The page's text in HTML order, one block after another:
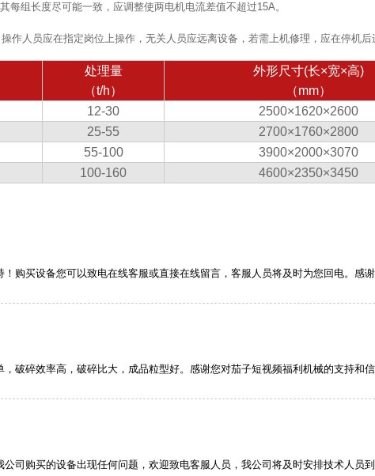
组长度尽可能一致，应调整使两电机电流差值不超过15A。
人员应在指定岗位上操作，无关人员应远离设备，若需上机修理，应在停机后
处理量
（t/h）
外形尺寸(长×宽×高)
（mm）
12-30 2500×1620×2600
25-55 2700×1760×2800
55-100 3900×2000×3070
100-160 4600×2350×3450
购买设备您可以致电在线客服或直接在线留言，客服人员将及时为您回电。感
破碎效率高，破碎比大，成品粒型好。感谢您对茄子短视频福利机械的支持和信
司购买的设备出现任何问题，欢迎致电客服人员，我公司将及时安排技术人员